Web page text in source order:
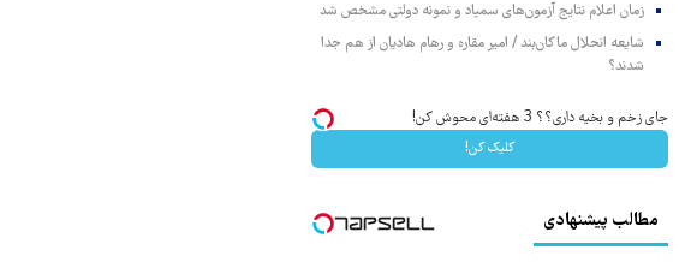
زمان اعلام نتایج آزمون‌های سمپاد و نمونه دولتی مشخص شد
شایعه انحلال ماکان‌بند / امیر مقاره و رهام هادیان از هم جدا
شدند؟
جای زخم و بخیه داری؟؟ 3 هفته‌ای محوش کن!
کلیک کن!
مطالب پیشنهادی